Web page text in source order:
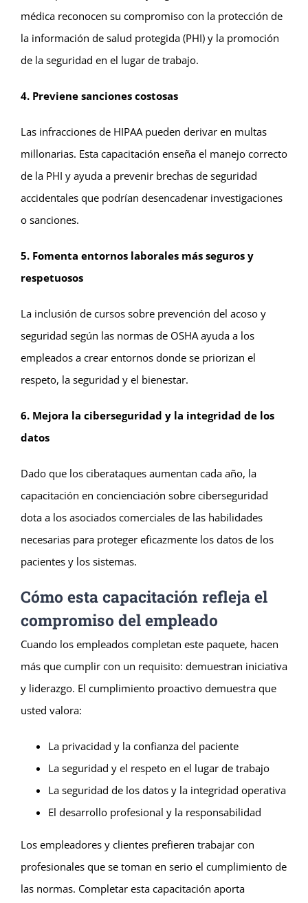
médica reconocen su compromiso con la protección de
la información de salud protegida (PHI) y la promoción
de la seguridad en el lugar de trabajo.
4. Previene sanciones costosas
Las infracciones de HIPAA pueden derivar en multas
millonarias. Esta capacitación enseña el manejo correcto
de la PHI y ayuda a prevenir brechas de seguridad
accidentales que podrían desencadenar investigaciones
o sanciones.
5. Fomenta entornos laborales más seguros y
respetuosos
La inclusión de cursos sobre prevención del acoso y
seguridad según las normas de OSHA ayuda a los
empleados a crear entornos donde se priorizan el
respeto, la seguridad y el bienestar.
6. Mejora la ciberseguridad y la integridad de los
datos
Dado que los ciberataques aumentan cada año, la
capacitación en concienciación sobre ciberseguridad
dota a los asociados comerciales de las habilidades
necesarias para proteger eficazmente los datos de los
pacientes y los sistemas.
Cómo esta capacitación refleja el
compromiso del empleado
Cuando los empleados completan este paquete, hacen
más que cumplir con un requisito: demuestran iniciativa
y liderazgo. El cumplimiento proactivo demuestra que
usted valora:
La privacidad y la confianza del paciente
La seguridad y el respeto en el lugar de trabajo
La seguridad de los datos y la integridad operativa
El desarrollo profesional y la responsabilidad
Los empleadores y clientes prefieren trabajar con
profesionales que se toman en serio el cumplimiento de
las normas. Completar esta capacitación aporta